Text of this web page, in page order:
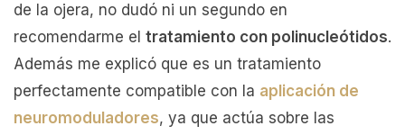
de la ojera, no dudó ni un segundo en
recomendarme el tratamiento con polinucleótidos.
Además me explicó que es un tratamiento
perfectamente compatible con la aplicación de
neuromoduladores, ya que actúa sobre las